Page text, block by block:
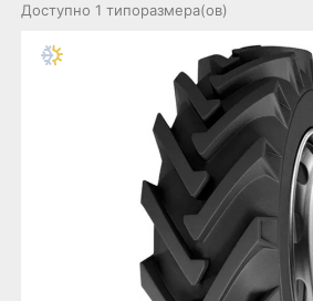
Доступно 1 типоразмера(ов)